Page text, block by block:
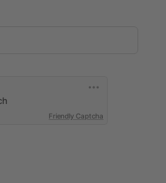
Friendly Captcha